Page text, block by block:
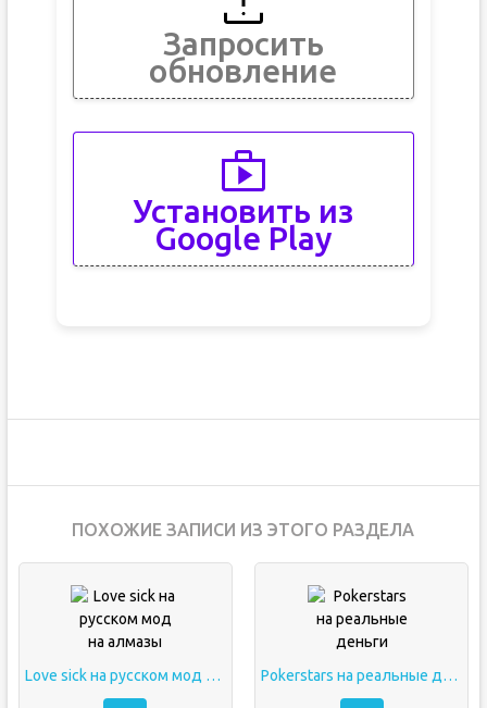
Запросить
обновление
Установить из
Google Play
ПОХОЖИЕ ЗАПИСИ ИЗ ЭТОГО РАЗДЕЛА
Love sick на русском мод на алмазы Pokerstars на реальные деньги